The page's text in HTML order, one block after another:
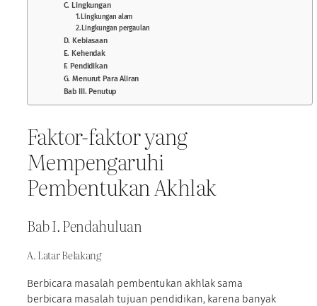
C. Lingkungan
1. Lingkungan alam
2. Lingkungan pergaulan
D. Kebiasaan
E. Kehendak
F. Pendidikan
G. Menurut Para Aliran
Bab III. Penutup
Faktor-faktor yang
Mempengaruhi
Pembentukan Akhlak
Bab I. Pendahuluan
A. Latar Belakang
Berbicara masalah pembentukan akhlak sama
berbicara masalah tujuan pendidikan, karena banyak